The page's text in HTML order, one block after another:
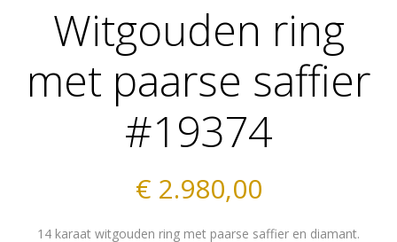
Witgouden ring
met paarse saffier
#19374
€ 2.980,00
14 karaat witgouden ring met paarse saffier en diamant.